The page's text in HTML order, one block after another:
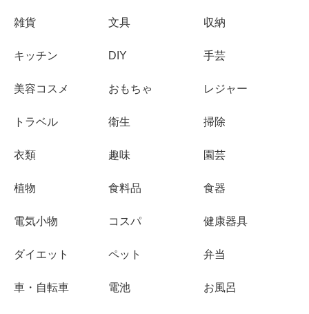
雑貨 文具 収納
キッチン DIY 手芸
美容コスメ おもちゃ レジャー
トラベル 衛生 掃除
衣類 趣味 園芸
植物 食料品 食器
電気小物 コスパ 健康器具
ダイエット ペット 弁当
車・自転車 電池 お風呂